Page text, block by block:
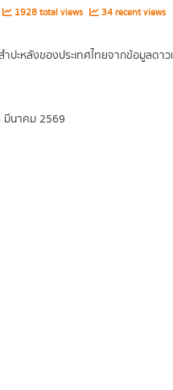
1928 total views 34 recent views
ะหลังของประเทศไทยจากข้อมูลดา
นาคม 2569